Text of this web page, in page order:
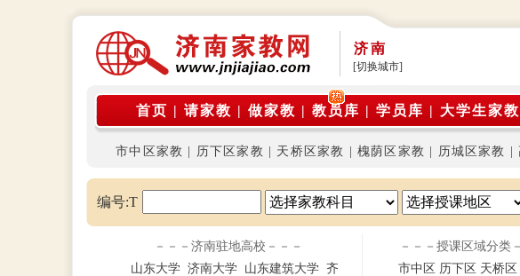
济南
[切换城市]
首页 | 请家教 | 做家教 | 教员库 | 学员库 | 大学生家教
市中区家教 历下区家教 天桥区家教 |槐荫区家教 历城区家教
编号:T
－－－济南驻地高校－－－
山东大学 济南大学 山东建筑大学 齐
－－－授课区域分类
市中区 历下区 天桥区